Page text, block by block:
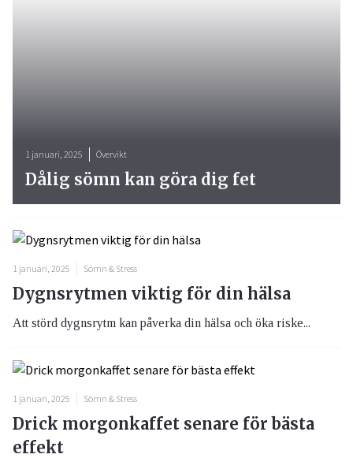
1 januari, 2025 Övervikt
Dålig sömn kan göra dig fet
1 januari, 2025 Sömn & Stress
Dygnsrytmen viktig för din hälsa
Att störd dygnsrytm kan påverka din hälsa och öka riske...
1 januari, 2025 Sömn & Stress
Drick morgonkaffet senare för bästa
effekt